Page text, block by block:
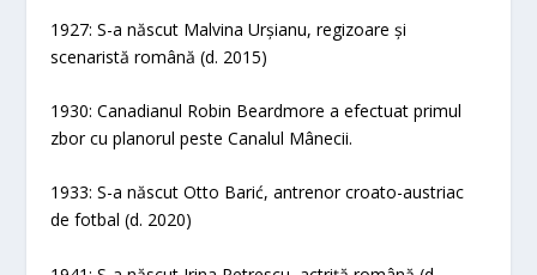
1927: S-a născut Malvina Urșianu, regizoare și
scenaristă română (d. 2015)
1930: Canadianul Robin Beardmore a efectuat primul
zbor cu planorul peste Canalul Mânecii.
1933: S-a născut Otto Barić, antrenor croato-austriac
de fotbal (d. 2020)